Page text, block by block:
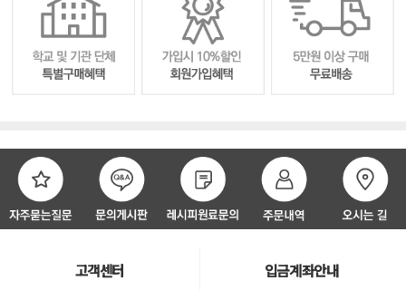
고객센터 입금계좌안내